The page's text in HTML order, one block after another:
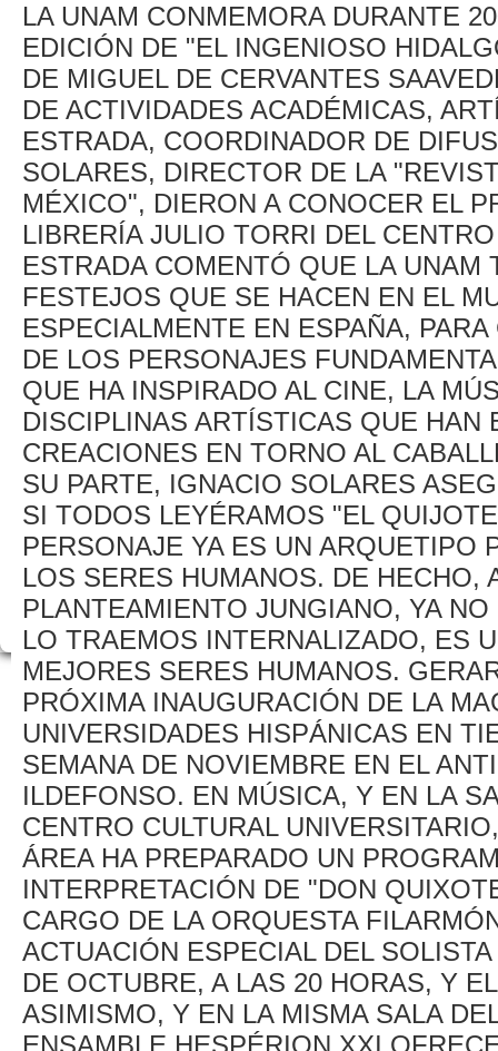
LA UNAM CONMEMORA DURANTE
EDICIÓN DE "EL INGENIOSO
DE MIGUEL DE CERVANTES
DE ACTIVIDADES ACADÉMICAS,
ESTRADA, COORDINADOR DE
SOLARES, DIRECTOR DE LA
MÉXICO", DIERON A CONOCER EL
LIBRERÍA JULIO TORRI DEL
ESTRADA COMENTÓ QUE LA UNAM
FESTEJOS QUE SE HACEN EN EL
ESPECIALMENTE EN ESPAÑA,
DE LOS PERSONAJES
QUE HA INSPIRADO AL CINE, LA
DISCIPLINAS ARTÍSTICAS QUE HAN
CREACIONES EN TORNO AL
SU PARTE, IGNACIO SOLARES
SI TODOS LEYÉRAMOS "EL
PERSONAJE YA ES UN ARQUETIPO
LOS SERES HUMANOS. DE HECHO,
PLANTEAMIENTO JUNGIANO, YA
LO TRAEMOS INTERNALIZADO, ES
MEJORES SERES HUMANOS.
PRÓXIMA INAUGURACIÓN DE LA
UNIVERSIDADES HISPÁNICAS EN
SEMANA DE NOVIEMBRE EN EL
ILDEFONSO. EN MÚSICA, Y EN LA
CENTRO CULTURAL
ÁREA HA PREPARADO UN
INTERPRETACIÓN DE "DON
CARGO DE LA ORQUESTA
ACTUACIÓN ESPECIAL DEL
DE OCTUBRE, A LAS 20 HORAS, Y
ASIMISMO, Y EN LA MISMA SALA